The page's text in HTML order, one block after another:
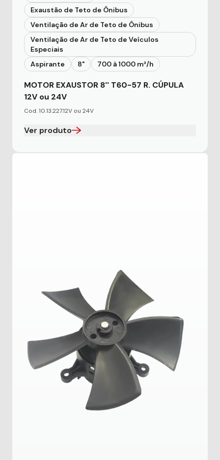
Exaustão de Teto de Ônibus
Ventilação de Ar de Teto de Ônibus
Ventilação de Ar de Teto de Veículos
Especiais
Aspirante
8" 700 à 1000 m³/h
MOTOR EXAUSTOR 8'' T60-57 R. CÚPULA
12V ou 24V
Cod. 10.13.227.12V ou 24V
Ver produto